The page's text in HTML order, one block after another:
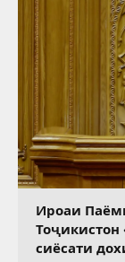
Ироаи
Тоҷикистон
сиёсати